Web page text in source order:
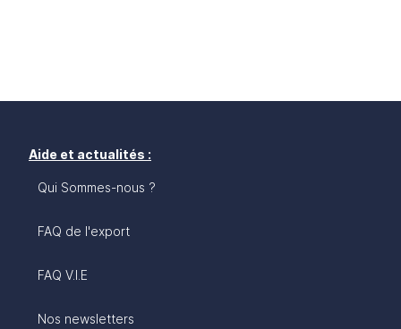
Aide et actualités :
Qui Sommes-nous ?
FAQ de l'export
FAQ V.I.E
Nos newsletters